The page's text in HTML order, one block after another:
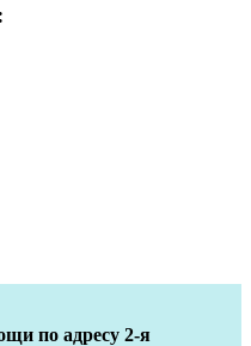
по адресу 2-я